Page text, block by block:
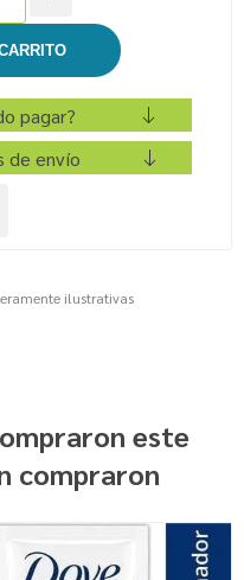
pagar?
de envío
ilustrativas
este
compraron